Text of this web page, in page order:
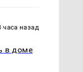
часа назад
в доме